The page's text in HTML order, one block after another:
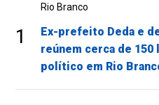
1
Rio Branco
Ex-prefeito Deda e
reúnem cerca de
político em Rio